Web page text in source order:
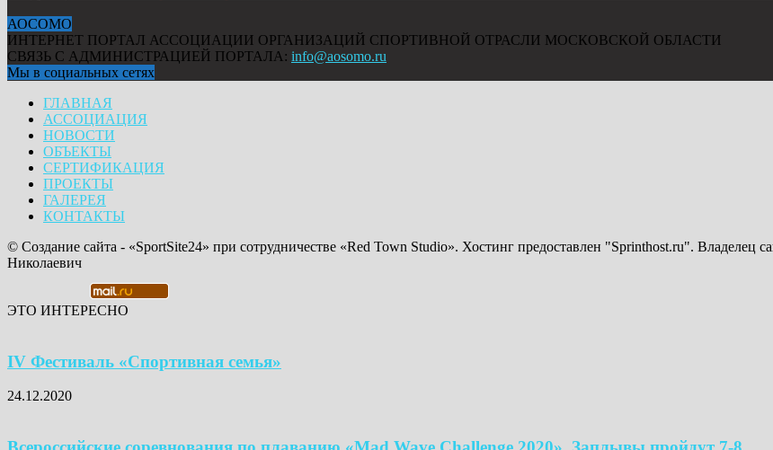
АОСОМО
ИНТЕРНЕТ ПОРТАЛ АССОЦИАЦИИ ОРГАНИЗАЦИЙ СПОРТИВНОЙ ОТРАСЛИ МОСКОВСКОЙ ОБЛАСТИ
СВЯЗЬ С АДМИНИСТРАЦИЕЙ ПОРТАЛА: info@aosomo.ru
Мы в социальных сетях
ГЛАВНАЯ
АССОЦИАЦИЯ
НОВОСТИ
ОБЪЕКТЫ
СЕРТИФИКАЦИЯ
ПРОЕКТЫ
ГАЛЕРЕЯ
КОНТАКТЫ
© Создание сайта - «SportSite24» при сотрудничестве «Red Town Studio». Хостинг предоставлен "Sprinthost.ru".
Николаевич
ЭТО ИНТЕРЕСНО
IV Фестиваль «Спортивная семья»
24.12.2020